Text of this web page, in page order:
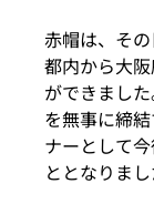
赤帽は、そ
都内から大
ができまし
を無事に締
ナーとして
ととなりまし